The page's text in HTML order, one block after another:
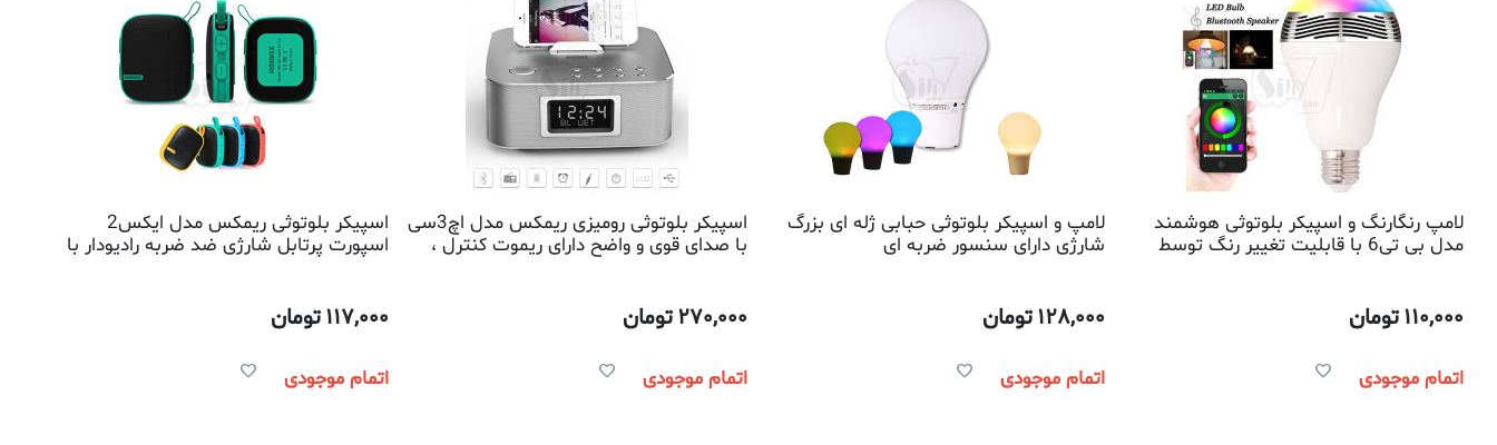
لامپ رنگارنگ و اسپیکر بلوتوثی هوشمند
مدل بی تی6 با قابلیت تغییر رنگ توسط
110,000تومان
اتمام موجودی
لامپ و اسپیکر بلوتوثی حبابی ژله ای بزرگ
شارژی دارای سنسور ضربه ای
128,000تومان
اتمام موجودی
اسپیکر بلوتوثی رومیزی ریمکس مدل اچ3سی
با صدای قوی و واضح دارای ریموت کنترل ،
270,000تومان
اتمام موجودی
اسپیکر بلوتوثی ریمکس مدل ایکس2
اسپورت پرتابل شارژی ضد ضربه رادیودار با
117,000تومان
اتمام موجودی